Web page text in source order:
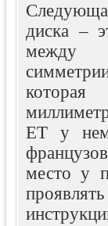
диска –
между
ЕТ у
место у